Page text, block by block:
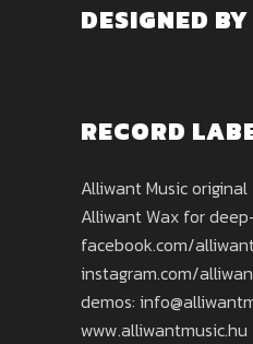
DESIGNED BY
RECORD
Alliwant Music
Alliwant Wax for
facebook.com/
instagram.com/
demos:
www.alliwantmusic.hu